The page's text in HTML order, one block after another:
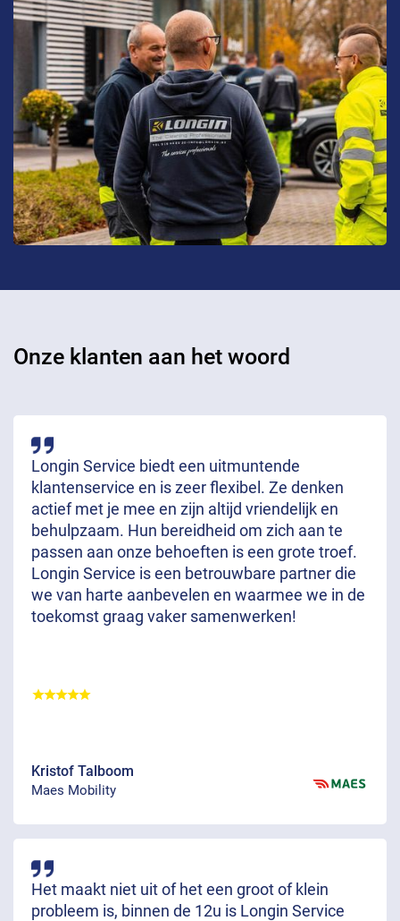
Onze klanten aan het woord
Longin Service biedt een uitmuntende
klantenservice en is zeer flexibel. Ze denken
actief met je mee en zijn altijd vriendelijk en
behulpzaam. Hun bereidheid om zich aan te
passen aan onze behoeften is een grote troef.
Longin Service is een betrouwbare partner die
we van harte aanbevelen en waarmee we in de
toekomst graag vaker samenwerken!
Kristof Talboom
Maes Mobility
Het maakt niet uit of het een groot of klein
probleem is, binnen de 12u is Longin Service